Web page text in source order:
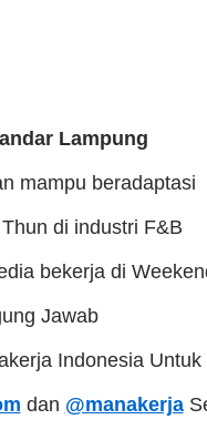
Lampung
mampu beradaptasi
di industri F&B
bekerja di
Jawab
Indonesia
dan @manakerja